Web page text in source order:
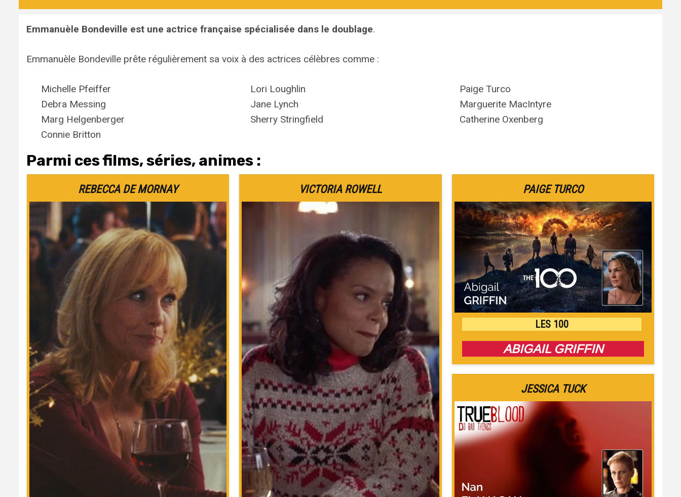
Emmanuèle Bondeville est une actrice française spécialisée dans le doublage.
Emmanuèle Bondeville prête régulièrement sa voix à des actrices célèbres comme :
Michelle Pfeiffer
Debra Messing
Marg Helgenberger
Connie Britton
Lori Loughlin
Jane Lynch
Sherry Stringfield
Paige Turco
Marguerite MacIntyre
Catherine Oxenberg
Parmi ces films, séries, animes :
REBECCA DE MORNAY VICTORIA ROWELL PAIGE TURCO
LES 100
ABIGAIL GRIFFIN
JESSICA TUCK